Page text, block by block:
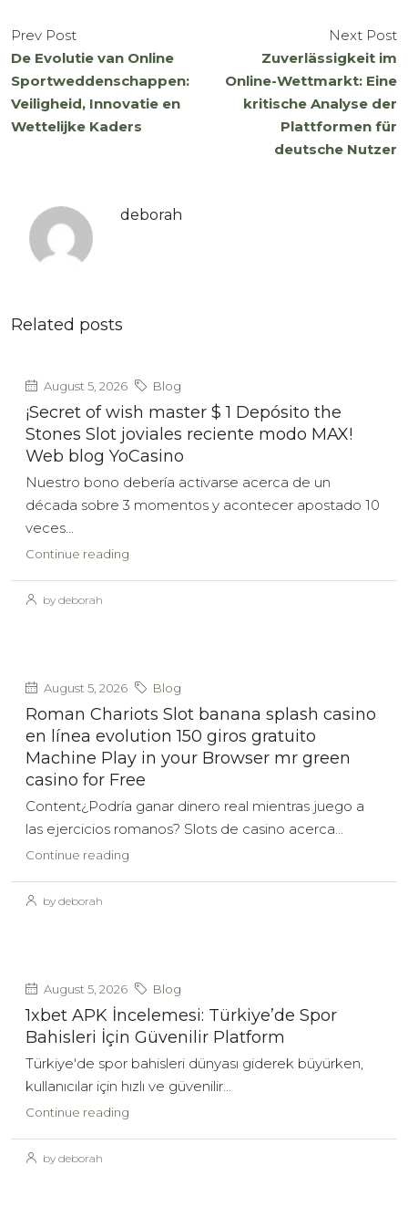
Prev Post
De Evolutie van Online
Sportweddenschappen:
Veiligheid, Innovatie en
Wettelijke Kaders
Next Post
Zuverlässigkeit im
Online-Wettmarkt: Eine
kritische Analyse der
Plattformen für
deutsche Nutzer
deborah
Related posts
August 5, 2026 Blog
¡Secret of wish master $ 1 Depósito the
Stones Slot joviales reciente modo MAX!
Web blog YoCasino
Nuestro bono debería activarse acerca de un
década sobre 3 momentos y acontecer apostado 10
veces...
Continue reading
by deborah
August 5, 2026 Blog
Roman Chariots Slot banana splash casino
en línea evolution 150 giros gratuito
Machine Play in your Browser mr green
casino for Free
Content¿Podría ganar dinero real mientras juego a
las ejercicios romanos? Slots de casino acerca...
Continue reading
by deborah
August 5, 2026 Blog
1xbet APK İncelemesi: Türkiye’de Spor
Bahisleri İçin Güvenilir Platform
Türkiye'de spor bahisleri dünyası giderek büyürken,
kullanıcılar için hızlı ve güvenilir...
Continue reading
by deborah